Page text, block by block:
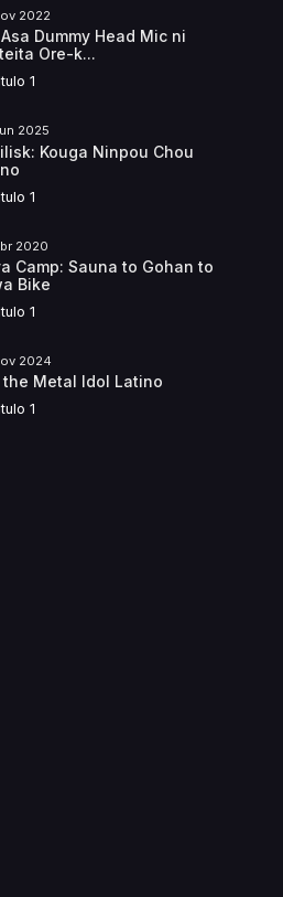
2022
Dummy Head Mic ni
Ore-k...
1
2025
Kouga Ninpou Chou
1
2020
Camp: Sauna to Gohan to
Bike
1
2024
the Metal Idol Latino
1